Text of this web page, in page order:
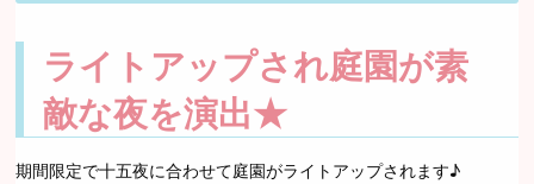
ライトアップされ庭園が素
敵な夜を演出★
期間限定で十五夜に合わせて庭園がライトアップされます♪